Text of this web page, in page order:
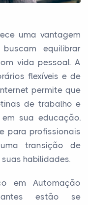
uma vantagem
equilibrar
vida pessoal. A
flexíveis e de
permite que
de trabalho e
sua educação.
para profissionais
transição de
habilidades.
em Automação
estão se